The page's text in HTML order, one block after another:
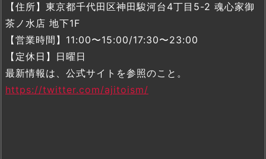
【住所】東京都千代田区神田駿河台4丁目5-2 魂心家御
茶ノ水店 地下1F
【営業時間】11:00〜15:00/17:30〜23:00
【定休日】日曜日
最新情報は、公式サイトを参照のこと。
https://twitter.com/ajitoism/